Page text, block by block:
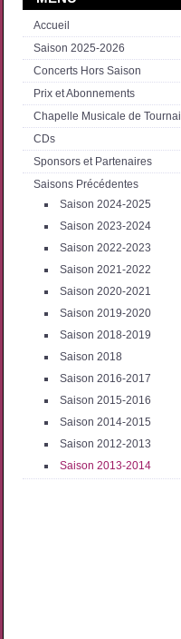
Accueil
Saison 2025-2026
Concerts Hors Saison
Prix et Abonnements
Chapelle Musicale de Tournai
CDs
Sponsors et Partenaires
Saisons Précédentes
Saison 2024-2025
Saison 2023-2024
Saison 2022-2023
Saison 2021-2022
Saison 2020-2021
Saison 2019-2020
Saison 2018-2019
Saison 2018
Saison 2016-2017
Saison 2015-2016
Saison 2014-2015
Saison 2012-2013
Saison 2013-2014